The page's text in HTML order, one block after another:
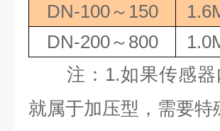
DN-100～ 150
DN-200～ 800
注： 1.如果传感
就属于加压型，需要特